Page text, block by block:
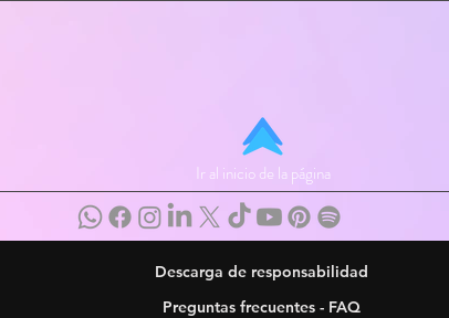
Ir al inicio de la página
Descarga de responsabilidad
Preguntas frecuentes - FAQ